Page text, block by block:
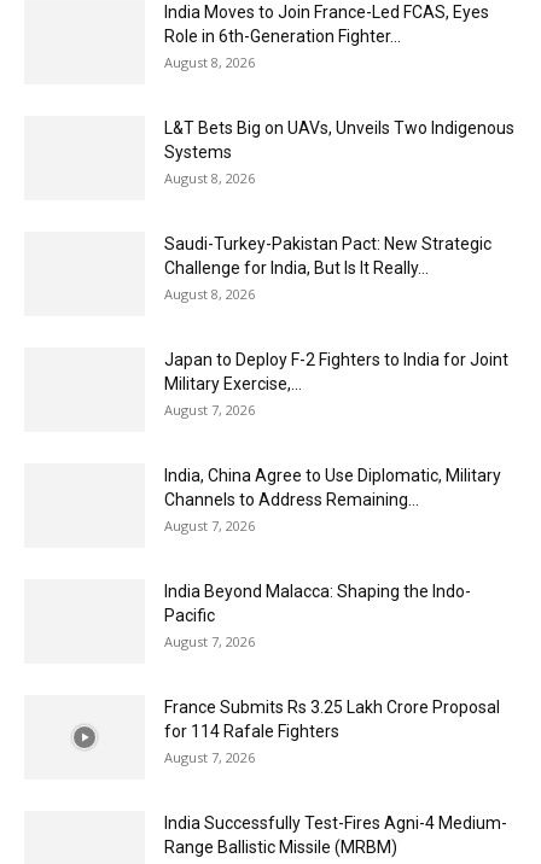
India Moves to Join France-Led FCAS, Eyes
Role in 6th-Generation Fighter...
August 8, 2026
L&T Bets Big on UAVs, Unveils Two Indigenous
Systems
August 8, 2026
Saudi-Turkey-Pakistan Pact: New Strategic
Challenge for India, But Is It Really...
August 8, 2026
Japan to Deploy F-2 Fighters to India for Joint
Military Exercise,...
August 7, 2026
India, China Agree to Use Diplomatic, Military
Channels to Address Remaining...
August 7, 2026
India Beyond Malacca: Shaping the Indo-
Pacific
August 7, 2026
France Submits Rs 3.25 Lakh Crore Proposal
for 114 Rafale Fighters
August 7, 2026
India Successfully Test-Fires Agni-4 Medium-
Range Ballistic Missile (MRBM)